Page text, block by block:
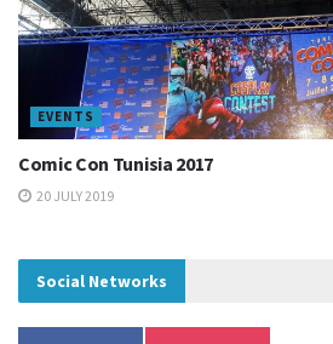
Et vous, qu’est-ce que vous en pensez?
EVENTS
Comic Con Tunisia 2017
20 JULY 2019
Social Networks